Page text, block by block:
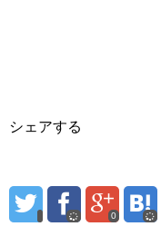
シェアする
0